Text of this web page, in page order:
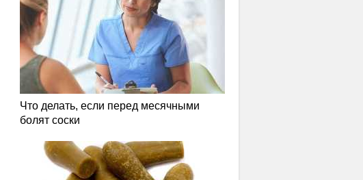
Что делать, если перед месячными
болят соски